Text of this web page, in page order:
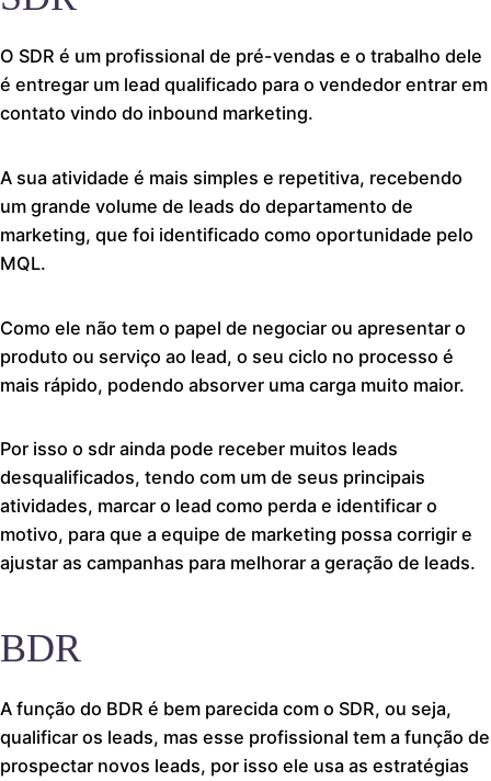
O SDR é um profissional de pré-vendas e o trabalho dele
é entregar um lead qualificado para o vendedor entrar em
contato vindo do inbound marketing.
A sua atividade é mais simples e repetitiva, recebendo
um grande volume de leads do departamento de
marketing, que foi identificado como oportunidade pelo
MQL.
Como ele não tem o papel de negociar ou apresentar o
produto ou serviço ao lead, o seu ciclo no processo é
mais rápido, podendo absorver uma carga muito maior.
Por isso o sdr ainda pode receber muitos leads
desqualificados, tendo com um de seus principais
atividades, marcar o lead como perda e identificar o
motivo, para que a equipe de marketing possa corrigir e
ajustar as campanhas para melhorar a geração de leads.
BDR
A função do BDR é bem parecida com o SDR, ou seja,
qualificar os leads, mas esse profissional tem a função de
prospectar novos leads, por isso ele usa as estratégias